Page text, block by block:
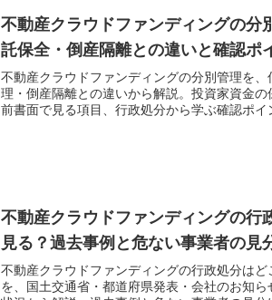
不動産クラウドファンディングの分
託保全・倒産隔離との違いと確認ポ
不動産クラウドファンディングの分別管理を、
理・倒産隔離との違いから解説。投資家資金の
前書面で見る項目、行政処分から学ぶ確認ポイ
不動産クラウドファンディングの行
見る？過去事例と危ない事業者の見
不動産クラウドファンディングの行政処分は
を、国土交通省・都道府県発表・会社のお知